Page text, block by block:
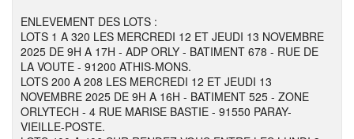
ENLEVEMENT DES LOTS :
LOTS 1 A 320 LES MERCREDI 12 ET JEUDI 13 NOVEMBRE
2025 DE 9H A 17H - ADP ORLY - BATIMENT 678 - RUE DE
LA VOUTE - 91200 ATHIS-MONS.
LOTS 200 A 208 LES MERCREDI 12 ET JEUDI 13
NOVEMBRE 2025 DE 9H A 16H - BATIMENT 525 - ZONE
ORLYTECH - 4 RUE MARISE BASTIE - 91550 PARAY-
VIEILLE-POSTE.